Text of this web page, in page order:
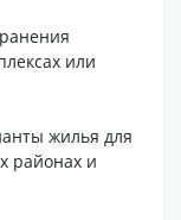
или
жилья для
районах и